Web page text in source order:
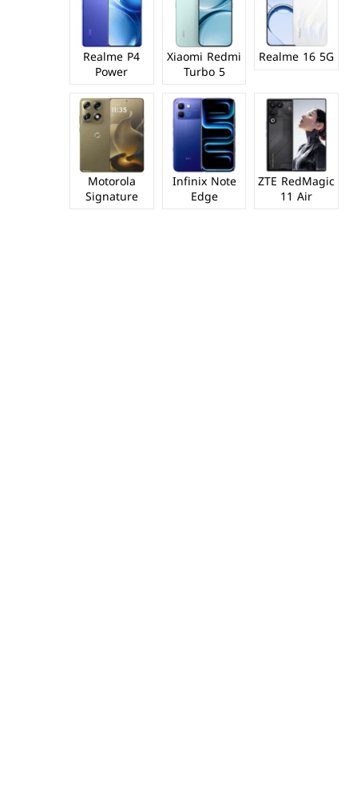
Realme 16 5G
Xiaomi Redmi
Turbo 5
Realme P4
Power
ZTE RedMagic
11 Air
Infinix Note
Edge
Motorola
Signature